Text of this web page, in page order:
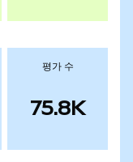
평가 수
75.8K